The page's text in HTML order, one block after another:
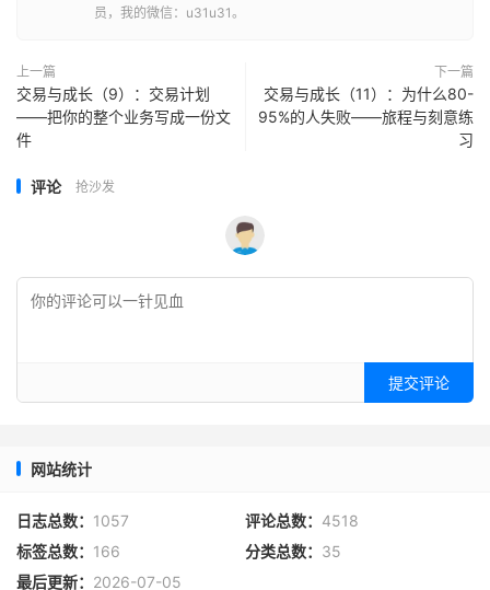
员，我的微信：u31u31。
上一篇
交易与成长（9）：交易计划
——把你的整个业务写成一份文
件
下一篇
交易与成长（11）：为什么80-
95%的人失败——旅程与刻意练
习
评论 抢沙发
提交评论
网站统计
日志总数： 1057 评论总数： 4518
标签总数： 166 分类总数： 35
最后更新： 2026-07-05